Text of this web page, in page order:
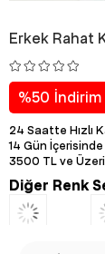
Erkek Rahat
%50 İndirim
24 Saatte Hızlı
14 Gün İçerisinde
3500 TL ve
Diğer Renk